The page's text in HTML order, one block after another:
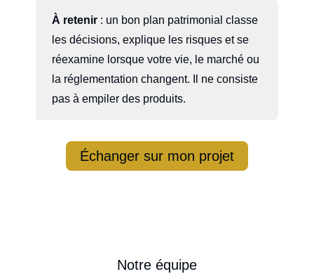
À retenir : un bon plan patrimonial classe
les décisions, explique les risques et se
réexamine lorsque votre vie, le marché ou
la réglementation changent. Il ne consiste
pas à empiler des produits.
Échanger sur mon projet
Notre équipe